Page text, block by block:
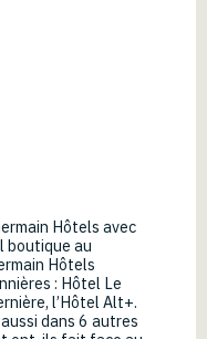
Hôtels avec
boutique au
Hôtels
: Hôtel Le
l’Hôtel Alt+.
dans 6 autres